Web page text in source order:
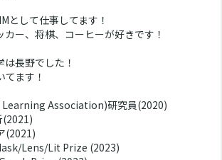
として仕事してます！
カー、将棋、コーヒーが好きです！
長野でした！
ます！
Learning Association)研究員(2020)
(2021)
Lens/Lit Prize (2023)